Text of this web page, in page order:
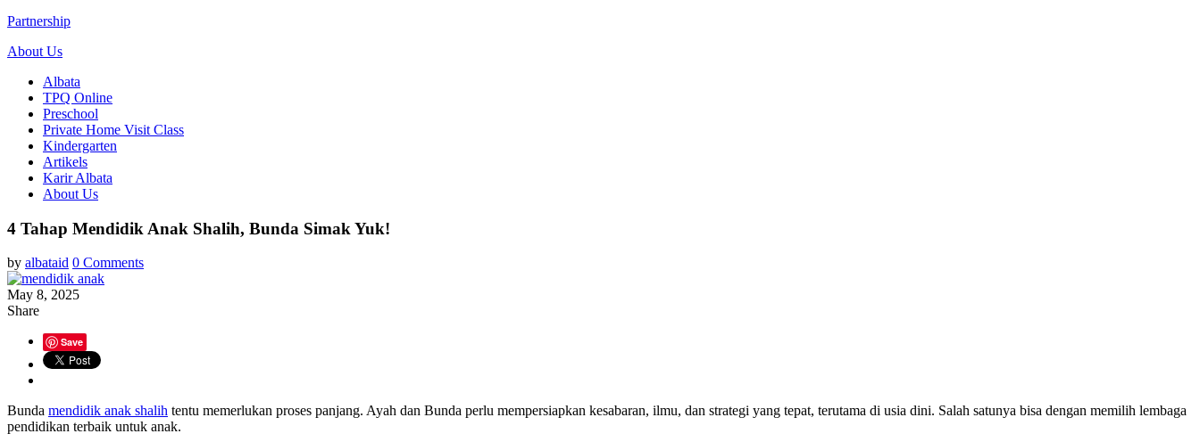
Partnership
About Us
Albata
TPQ Online
Preschool
Private Home Visit Class
Kindergarten
Artikels
Karir Albata
About Us
4 Tahap Mendidik Anak Shalih, Bunda Simak Yuk!
by albataid 0 Comments
May 8, 2025
Share
Save
Bunda mendidik anak shalih tentu memerlukan proses panjang. Ayah dan Bunda perlu mempersiapkan kesabaran, ilmu, dan strategi yang tepat, terutama di usia dini. Salah satunya bisa dengan memilih lembaga
pendidikan terbaik untuk anak.